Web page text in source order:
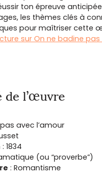
ton épreuve
les thèmes clés à
pour maîtriser cette
sur On ne badine pas
l’œuvre
avec l’amour
: 1834
(ou “proverbe”)
: Romantisme